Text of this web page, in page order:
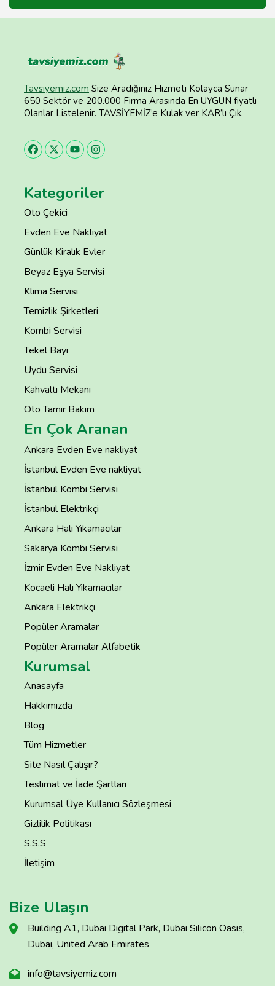
Tavsiyemiz.com Size Aradığınız Hizmeti Kolayca Sunar
650 Sektör ve 200.000 Firma Arasında En UYGUN fiyatlı
Olanlar Listelenir. TAVSİYEMİZ’e Kulak ver KAR’lı Çık.
Kategoriler
Oto Çekici
Evden Eve Nakliyat
Günlük Kiralık Evler
Beyaz Eşya Servisi
Klima Servisi
Temizlik Şirketleri
Kombi Servisi
Tekel Bayi
Uydu Servisi
Kahvaltı Mekanı
Oto Tamir Bakım
En Çok Aranan
Ankara Evden Eve nakliyat
İstanbul Evden Eve nakliyat
İstanbul Kombi Servisi
İstanbul Elektrikçi
Ankara Halı Yıkamacılar
Sakarya Kombi Servisi
İzmir Evden Eve Nakliyat
Kocaeli Halı Yıkamacılar
Ankara Elektrikçi
Popüler Aramalar
Popüler Aramalar Alfabetik
Kurumsal
Anasayfa
Hakkımızda
Blog
Tüm Hizmetler
Site Nasıl Çalışır?
Teslimat ve İade Şartları
Kurumsal Üye Kullanıcı Sözleşmesi
Gizlilik Politikası
S.S.S
İletişim
Bize Ulaşın
Building A1, Dubai Digital Park, Dubai Silicon Oasis,
Dubai, United Arab Emirates
info@tavsiyemiz.com